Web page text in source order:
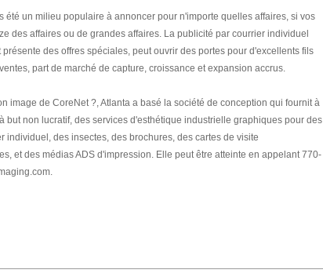
un milieu populaire à annoncer pour n'importe quelles affaires, si vos
des affaires ou de grandes affaires. La publicité par courrier individuel
des offres spéciales, peut ouvrir des portes pour d'excellents fils
part de marché de capture, croissance et expansion accrus.
image de CoreNet ?, Atlanta a basé la société de conception qui fournit à
non lucratif, des services d'esthétique industrielle graphiques pour des
des insectes, des brochures, des cartes de visite
et des médias ADS d'impression. Elle peut être atteinte en appelant 770-